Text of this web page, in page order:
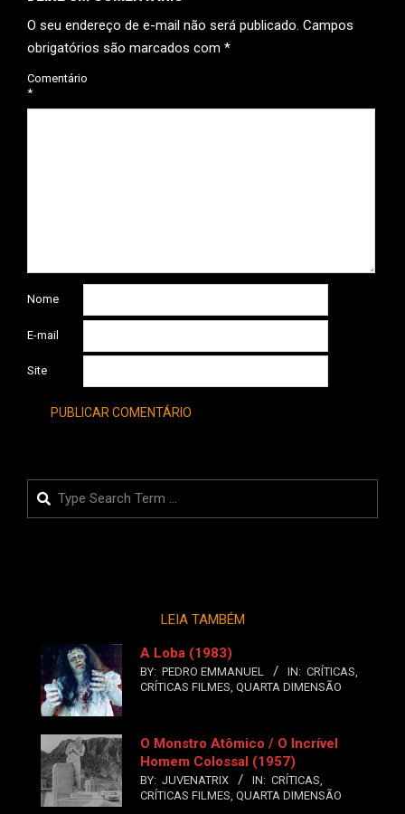
O seu endereço de e-mail não será publicado. Campos
obrigatórios são marcados com *
Comentário
*
Nome
E-mail
Site
Search
LEIA TAMBÉM
A Loba (1983)
BY: PEDRO EMMANUEL IN: CRÍTICAS
CRÍTICAS FILMES QUARTA DIMENSÃO
O Monstro Atômico / O Incrível
Homem Colossal (1957)
BY: JUVENATRIX IN: CRÍTICAS
CRÍTICAS FILMES QUARTA DIMENSÃO